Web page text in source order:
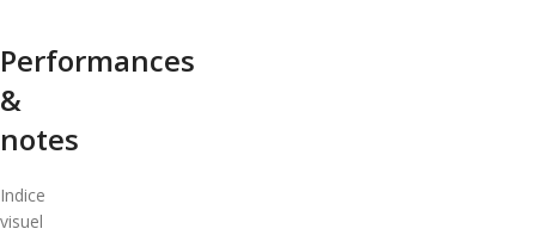
Performances
&
notes
Indice
visuel